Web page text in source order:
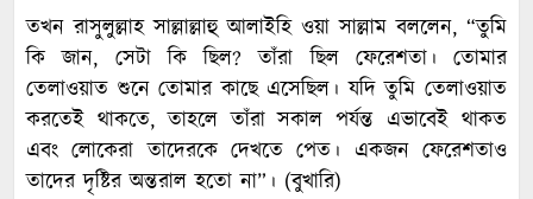
তখন রাসুলুল্লাহ সাল্লাল্লাহু আলাইহি ওয়া সাল্লাম বললেন, “তুমি
কি জান, সেটা কি ছিল? তাঁরা ছিল ফেরেশতা। তোমার
তেলাওয়াত শুনে তোমার কাছে এসেছিল। যদি তুমি তেলাওয়াত
করতেই থাকতে, তাহলে তাঁরা সকাল পর্যন্ত এভাবেই থাকত
এবং লোকেরা তাদেরকে দেখতে পেত। একজন ফেরেশতাও
তাদের দৃষ্টির অন্তরাল হতো না”। (বুখারি)